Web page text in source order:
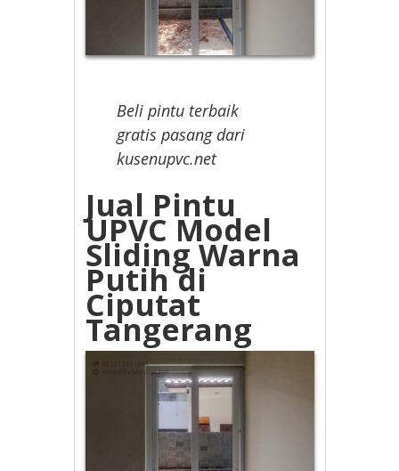
Beli pintu terbaik
gratis pasang dari
kusenupvc.net
Jual Pintu
UPVC Model
Sliding Warna
Putih di
Ciputat
Tangerang